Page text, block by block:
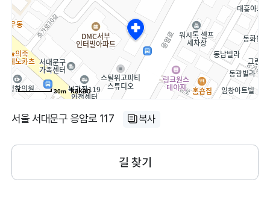
30m
서울 서대문구 응암로 117 복사
길 찾기